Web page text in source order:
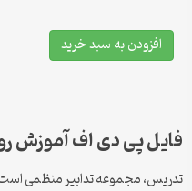
افزودن به سبد خرید
فایل پی دی اف
تدریس، مجموعه تدابیر منظمی است